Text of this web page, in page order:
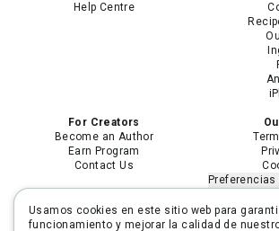
Help Centre
For Creators
Become an Author
Earn Program
Contact Us
información
Limitar el
Usamos cookies en este sitio web para
funcionamiento y mejorar la calidad de